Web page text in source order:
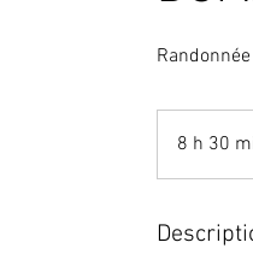
8 h 30